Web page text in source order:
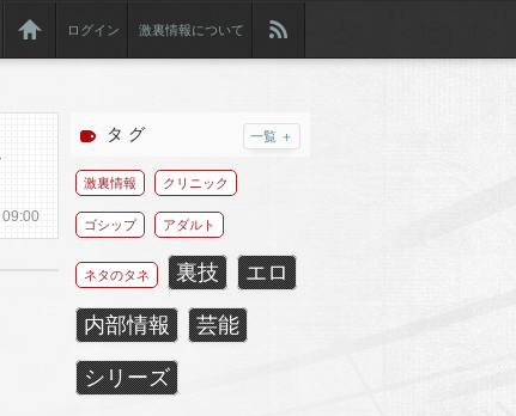
ログイン 激裏情報について
09:00
タ グ 一覧 ＋
激裏情報 クリニック
ゴシップ アダルト
ネタのタネ 裏技 エロ
内部情報 芸能
シリーズ